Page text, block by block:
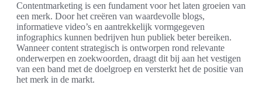
Contentmarketing is een fundament voor het laten groeien van
een merk. Door het creëren van waardevolle blogs,
informatieve video’s en aantrekkelijk vormgegeven
infographics kunnen bedrijven hun publiek beter bereiken.
Wanneer content strategisch is ontworpen rond relevante
onderwerpen en zoekwoorden, draagt dit bij aan het vestigen
van een band met de doelgroep en versterkt het de positie van
het merk in de markt.